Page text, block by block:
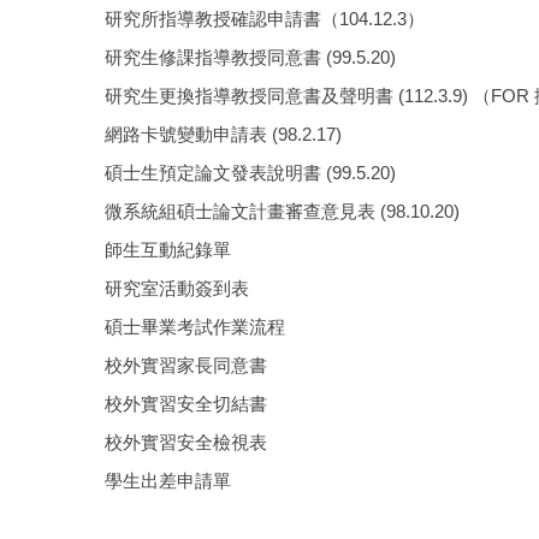
研究所指導教授確認申請書（104.12.3）
研究生修課指導教授同意書 (99.5.20)
研究生更換指導教授同意書及聲明書 (112.3.9) （FOR
網路卡號變動申請表 (98.2.17)
碩士生預定論文發表說明書 (99.5.20)
微系統組碩士論文計畫審查意見表 (98.10.20)
師生互動紀錄單
研究室活動簽到表
碩士畢業考試作業流程
校外實習家長同意書
校外實習安全切結書
校外實習安全檢視表
學生出差申請單